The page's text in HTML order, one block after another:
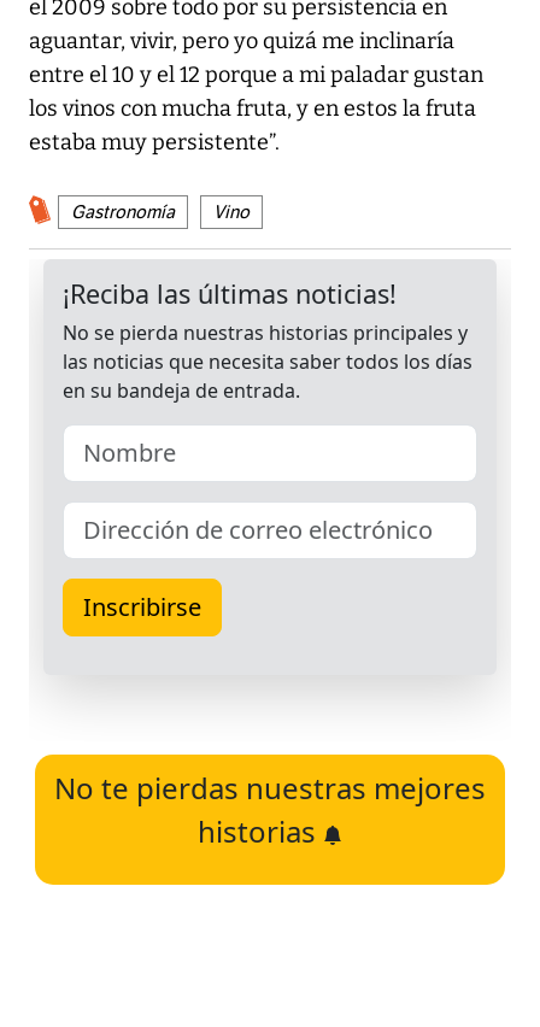
el 2009 sobre todo por su persistencia en
aguantar, vivir, pero yo quizá me inclinaría
entre el 10 y el 12 porque a mi paladar gustan
los vinos con mucha fruta, y en estos la fruta
estaba muy persistente”.
Gastronomía Vino
No te pierdas nuestras mejores
historias